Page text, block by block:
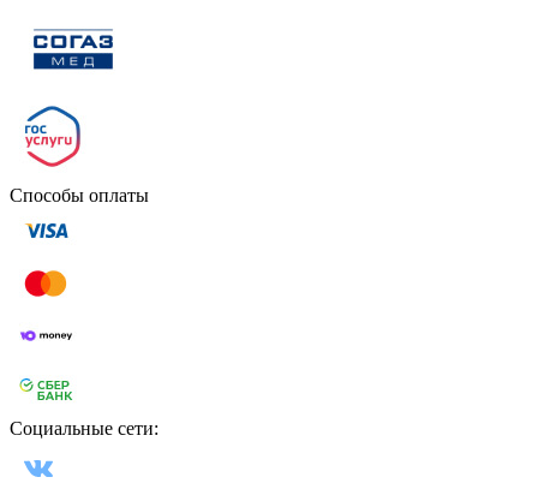
Способы оплаты
Социальные сети: